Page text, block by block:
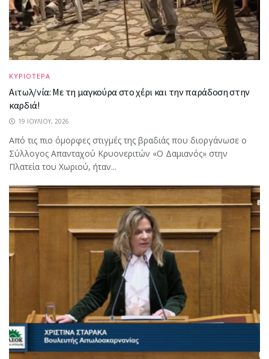
ΚΥΡΙΟΤΕΡΑ
Αιτωλ/νία: Με τη μαγκούρα στο χέρι και την παράδοση στην
καρδιά!
19 ΙΟΥΛΊΟΥ, 2026
Από τις πιο όμορφες στιγμές της βραδιάς που διοργάνωσε ο
Σύλλογος Απανταχού Κρυονεριτών «Ο Δαμιανός» στην
Πλατεία του Χωριού, ήταν...